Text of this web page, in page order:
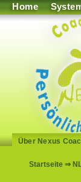
Home
Über Nexus
Startseite ⇒